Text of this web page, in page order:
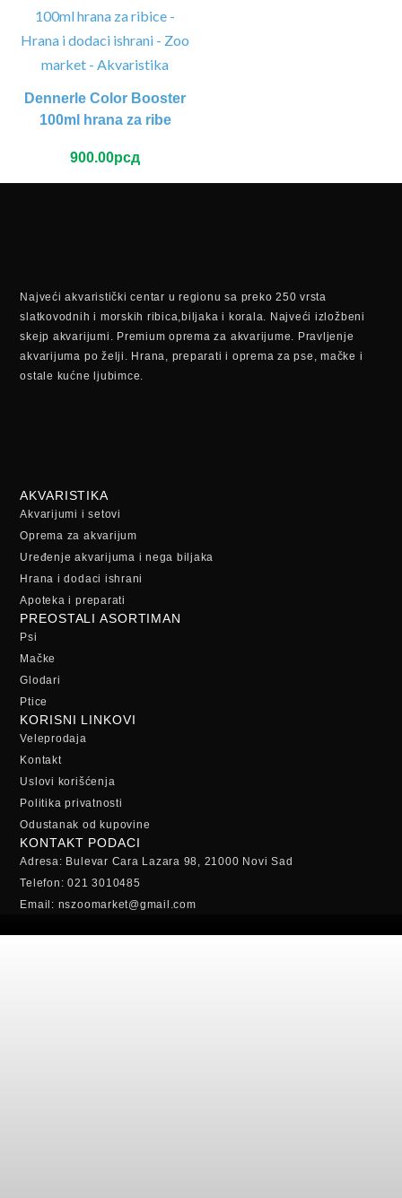
Dennerle Color Booster
100ml hrana za ribe
900.00рсд
Najveći akvaristički centar u regionu sa preko 250 vrsta
slatkovodnih i morskih ribica,biljaka i korala. Najveći izložbeni
skejp akvarijumi. Premium oprema za akvarijume. Pravljenje
akvarijuma po želji. Hrana, preparati i oprema za pse, mačke i
ostale kućne ljubimce.
AKVARISTIKA
Akvarijumi i setovi
Oprema za akvarijum
Uređenje akvarijuma i nega biljaka
Hrana i dodaci ishrani
Apoteka i preparati
PREOSTALI ASORTIMAN
Psi
Mačke
Glodari
Ptice
KORISNI LINKOVI
Veleprodaja
Kontakt
Uslovi korišćenja
Politika privatnosti
Odustanak od kupovine
KONTAKT PODACI
Adresa: Bulevar Cara Lazara 98, 21000 Novi Sad
Telefon: 021 3010485
Email: nszoomarket@gmail.com